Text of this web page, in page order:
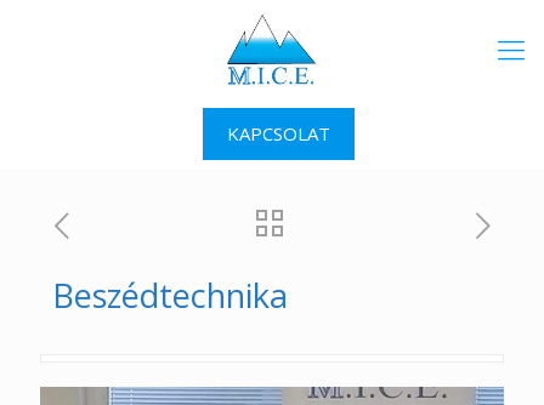
KAPCSOLAT
Beszédtechnika